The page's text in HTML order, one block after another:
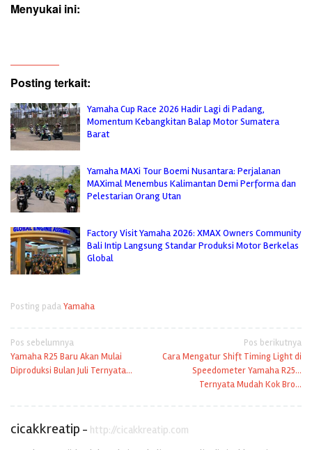
Menyukai ini:
Posting terkait:
Yamaha Cup Race 2026 Hadir Lagi di Padang,
Momentum Kebangkitan Balap Motor Sumatera
Barat
Yamaha MAXi Tour Boemi Nusantara: Perjalanan
MAXimal Menembus Kalimantan Demi Performa dan
Pelestarian Orang Utan
Factory Visit Yamaha 2026: XMAX Owners Community
Bali Intip Langsung Standar Produksi Motor Berkelas
Global
Posting padaYamaha
Navigasi
pos
Pos sebelumnya
Yamaha R25 Baru Akan Mulai
Diproduksi Bulan Juli Ternyata…
Pos berikutnya
Cara Mengatur Shift Timing Light di
Speedometer Yamaha R25…
Ternyata Mudah Kok Bro…
cicakkreatip - http://cicakkreatip.com